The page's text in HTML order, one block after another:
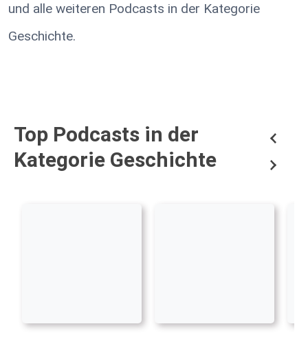
und alle weiteren Podcasts in der Kategorie
Geschichte.
Top Podcasts in der
Kategorie Geschichte